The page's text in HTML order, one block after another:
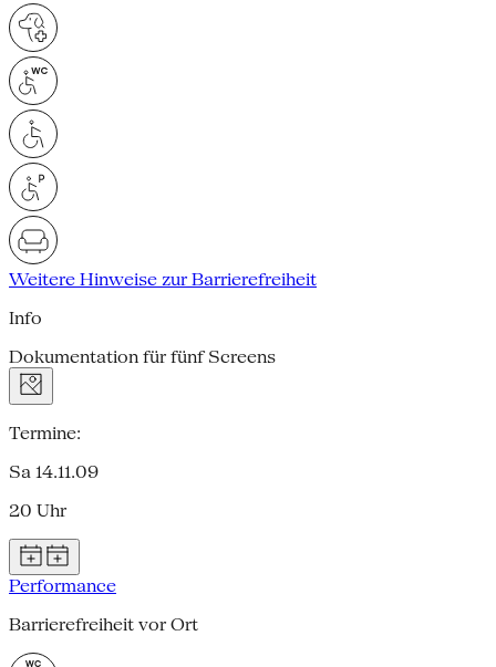
Weitere Hinweise zur Barrierefreiheit
Info
Dokumentation für fünf Screens
Termine:
Sa 14.11.09
20 Uhr
Performance
Barrierefreiheit vor Ort